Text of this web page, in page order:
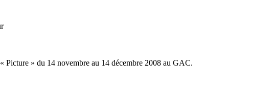
Picture » du 14 novembre au 14 décembre 2008 au GAC.